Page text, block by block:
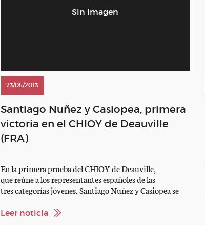
23/05/2013
Santiago Nuñez y Casiopea, primera
victoria en el CHIOY de Deauville
(FRA)
En la primera prueba del CHIOY de Deauville,
que reúne a los representantes españoles de las
tres categorías jóvenes, Santiago Nuñez y Casiopea se
cronómetro reservada a jinetes YR y J. Seguiremos de
Leer noticia